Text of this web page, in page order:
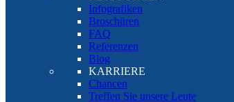
Infografiken
Broschüren
FAQ
Referenzen
Blog
KARRIERE
Chancen
Treffen Sie unsere Leute